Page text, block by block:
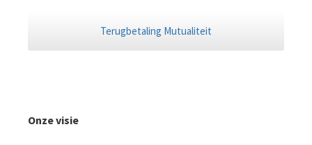
Terugbetaling Mutualiteit
Onze visie